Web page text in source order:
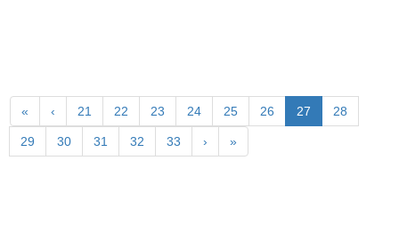
« ‹ 21 22 23 24 25 26 27 28
29 30 31 32 33 › »